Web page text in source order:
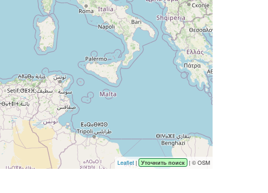
Leaflet | Уточнить поиск | © OSM